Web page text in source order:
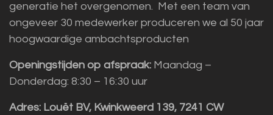
generatie het overgenomen. Met een team van
ongeveer 30 medewerker produceren we al 50 jaar
hoogwaardige ambachtsproducten
Openingstijden op afspraak: Maandag –
Donderdag: 8:30 – 16:30 uur
Adres: Louët BV, Kwinkweerd 139, 7241 CW